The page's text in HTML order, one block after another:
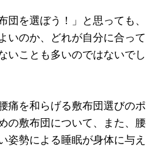
団を選ぼう！」と思っても、
いのか、どれが自分に合って
いことも多いのではないでし
痛を和らげる敷布団選びのポ
の敷布団について、また、腰
姿勢による睡眠が身体に与え